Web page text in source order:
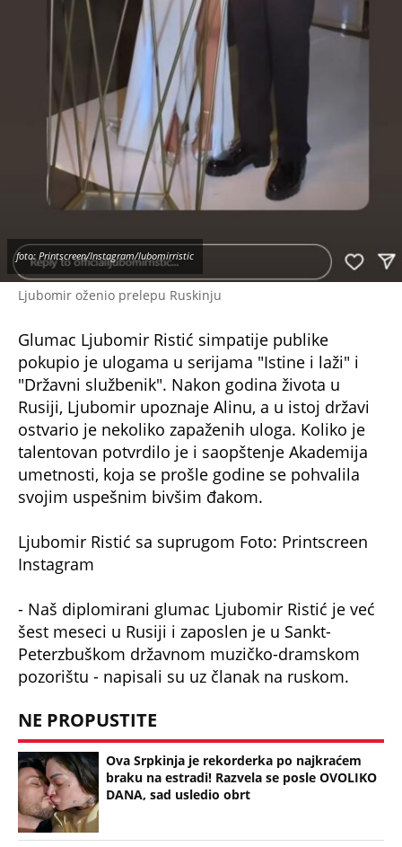
Ljubomir oženio prelepu Ruskinju
foto: Printscreen/Instagram/lubomirristic
Glumac Ljubomir Ristić simpatije publike
pokupio je ulogama u serijama "Istine i laži" i
"Državni službenik". Nakon godina života u
Rusiji, Ljubomir upoznaje Alinu, a u istoj državi
ostvario je nekoliko zapaženih uloga. Koliko je
talentovan potvrdilo je i saopštenje Akademija
umetnosti, koja se prošle godine se pohvalila
svojim uspešnim bivšim đakom.
Ljubomir Ristić sa suprugom Foto: Printscreen
Instagram
- Naš diplomirani glumac Ljubomir Ristić je već
šest meseci u Rusiji i zaposlen je u Sankt-
Peterzbuškom državnom muzičko-dramskom
pozorištu - napisali su uz članak na ruskom.
NE PROPUSTITE
Ova Srpkinja je rekorderka po najkraćem
braku na estradi! Razvela se posle OVOLIKO
DANA, sad usledio obrt